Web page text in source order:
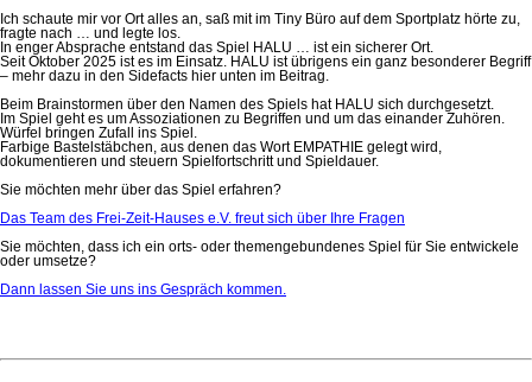
Ich schaute mir vor Ort alles an, saß mit im Tiny Büro auf dem Sportplatz hörte zu,
fragte nach … und legte los.
In enger Absprache entstand das Spiel HALU … ist ein sicherer Ort.
Seit Oktober 2025 ist es im Einsatz. HALU ist übrigens ein ganz besonderer Begriff
– mehr dazu in den Sidefacts hier unten im Beitrag.
Beim Brainstormen über den Namen des Spiels hat HALU sich durchgesetzt.
Im Spiel geht es um Assoziationen zu Begriffen und um das einander Zuhören.
Würfel bringen Zufall ins Spiel.
Farbige Bastelstäbchen, aus denen das Wort EMPATHIE gelegt wird,
dokumentieren und steuern Spielfortschritt und Spieldauer.
Sie möchten mehr über das Spiel erfahren?
Das Team des Frei-Zeit-Hauses e.V. freut sich über Ihre Fragen
Sie möchten, dass ich ein orts- oder themengebundenes Spiel für Sie entwickele
oder umsetze?
Dann lassen Sie uns ins Gespräch kommen.